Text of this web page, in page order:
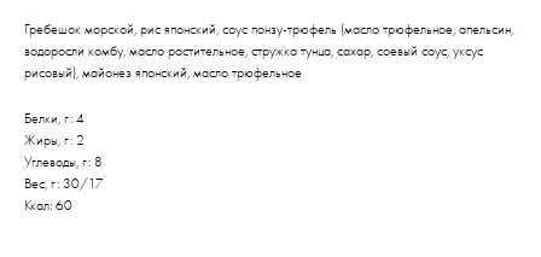
Гребешок морской, рис японский, соус понзу-трюфель (масло трюфельное, апельсин,
водоросли комбу, масло растительное, стружка тунца, сахар, соевый соус, уксус
рисовый), майонез японский, масло трюфельное
Белки, г: 4
Жиры, г: 2
Углеводы, г: 8
Вес, г: 30/17
Ккал: 60